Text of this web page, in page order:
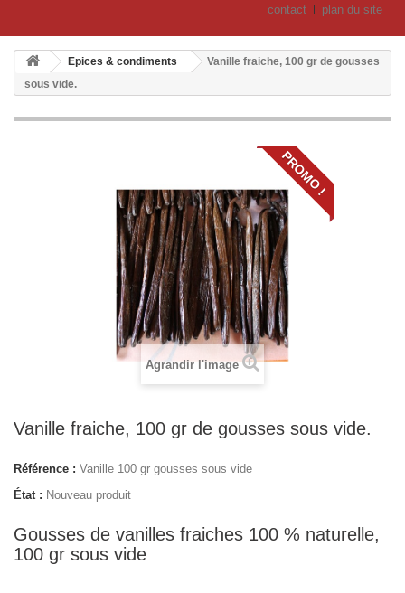
contact plan du site
Epices & condiments
Vanille fraiche, 100 gr de gousses
sous vide.
PROMO !
Agrandir l'image
Vanille fraiche, 100 gr de gousses sous vide.
Référence : Vanille 100 gr gousses sous vide
État : Nouveau produit
Gousses de vanilles fraiches 100 % naturelle,
100 gr sous vide